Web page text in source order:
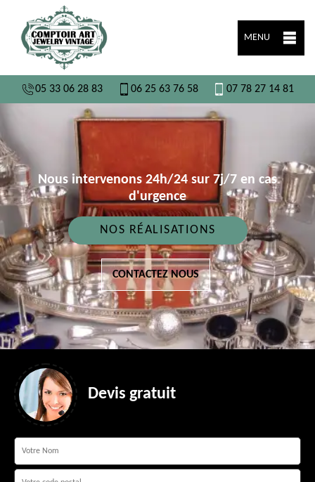
MENU
05 33 06 28 83 06 25 63 76 58 07 78 27 14 81
Nous intervenons 24h/24 sur 7j/7 en cas
d'urgence
NOS RÉALISATIONS
CONTACTEZ NOUS
Devis gratuit